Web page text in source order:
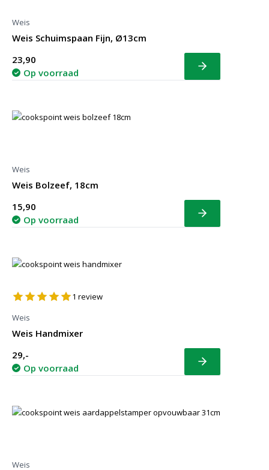
Weis
Weis Schuimspaan Fijn, Ø13cm
23,90
Op voorraad
Bekijk
Weis
Weis Bolzeef, 18cm
15,90
Op voorraad
Bekijk
1 review
Weis
Weis Handmixer
29,-
Op voorraad
Bekijk
Weis